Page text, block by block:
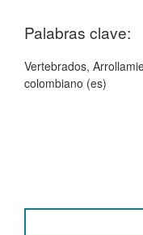
Palabras clave:
Vertebrados,
colombiano (es)